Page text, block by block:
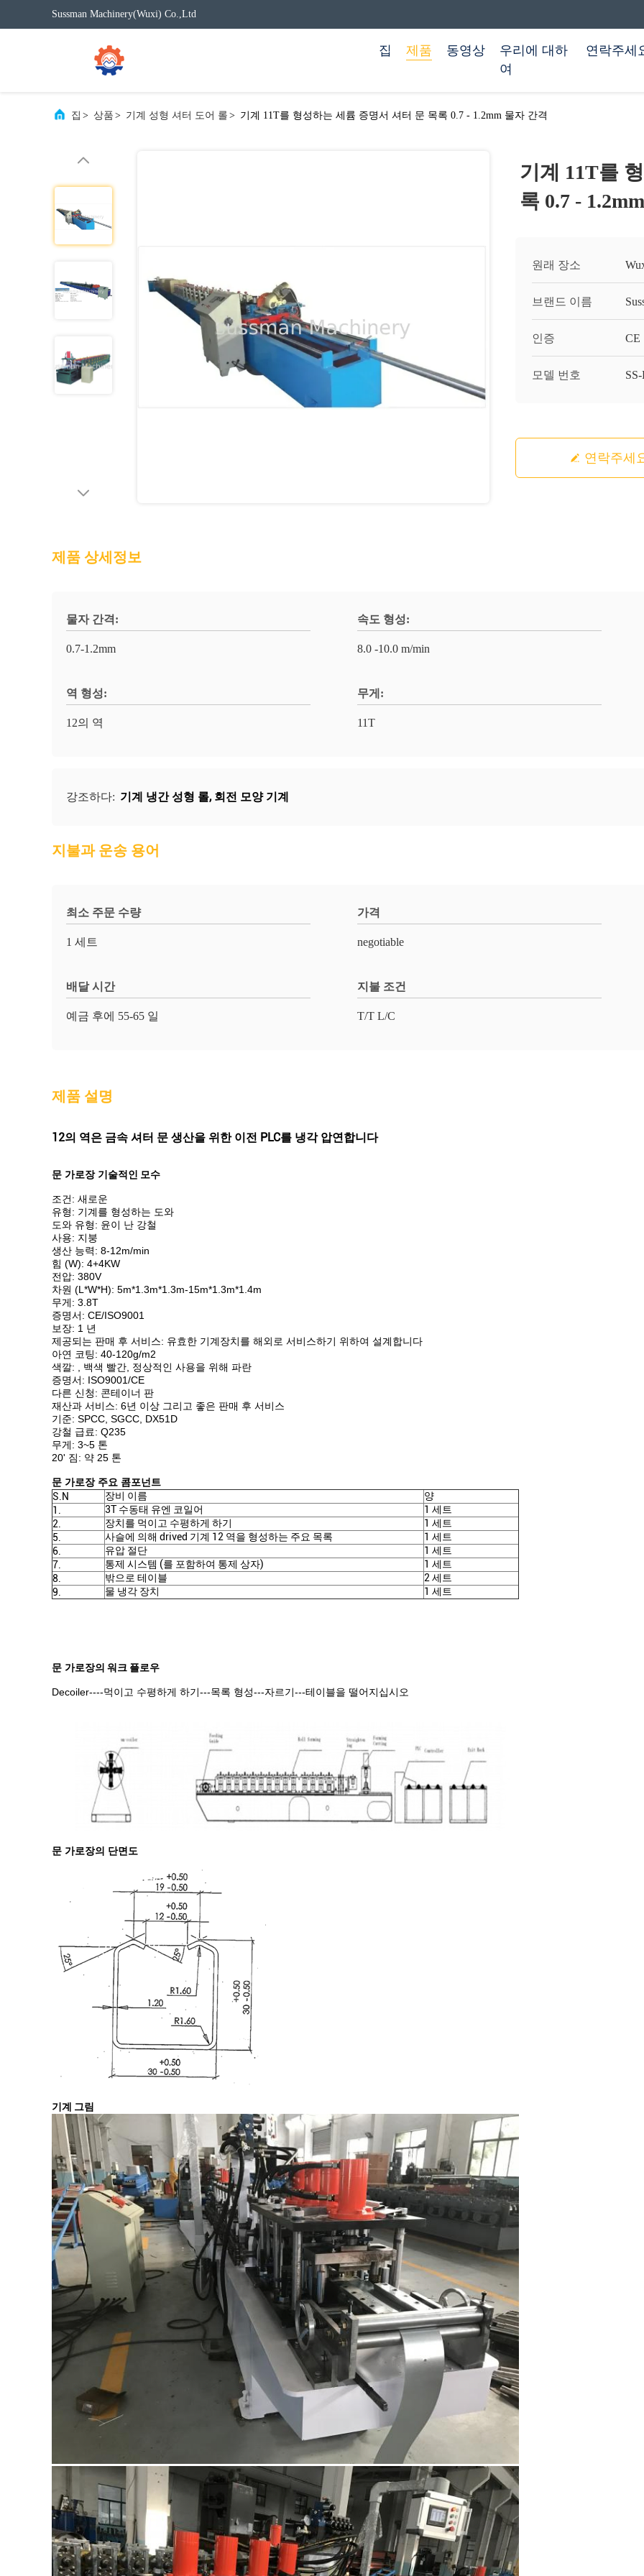
Sussman Machinery(Wuxi) Co.,Ltd
집 제품 동영상
우리에 대하
여
연락주세
집 > 상품 > 기계 성형 셔터 도어 롤 > 기계 11T를 형성하는 세륨 증명서 셔터 문 목록 0.7 - 1.2mm 물자 간격
기계 11T를
록 0.7 -
원래 장소
브랜드 이름
인증 CE
모델 번호
연락주세
제품 상세정보
물자 간격:
0.7-1.2mm
속도 형성:
8.0 -10.0 m/min
역 형성:
12의 역
무게:
11T
강조하다: 기계 냉간 성형 롤, 회전 모양 기계
지불과 운송 용어
최소 주문 수량
1 세트
가격
negotiable
배달 시간
예금 후에 55-65 일
지불 조건
T/T L/C
제품 설명
12의 역은 금속 셔터 문 생산을 위한 이전 PLC를 냉각 압연합니다
문 가로장 기술적인 모수
조건: 새로운
유형: 기계를 형성하는 도와
도와 유형: 윤이 난 강철
사용: 지붕
생산 능력: 8-12m/min
힘 (W): 4+4KW
전압: 380V
차원 (L*W*H): 5m*1.3m*1.3m-15m*1.3m*1.4m
무게: 3.8T
증명서: CE/ISO9001
보장: 1 년
제공되는 판매 후 서비스: 유효한 기계장치를 해외로 서비스하기 위하여 설계합니다
아연 코팅: 40-120g/m2
색깔: , 백색 빨간, 정상적인 사용을 위해 파란
증명서: ISO9001/CE
다른 신청: 콘테이너 판
재산과 서비스: 6년 이상 그리고 좋은 판매 후 서비스
기준: SPCC, SGCC, DX51D
강철 급료: Q235
무게: 3~5 톤
20' 짐: 약 25 톤
문 가로장 주요 콤포넌트
S.N
장비 이름
양
1.
3T 수동태 유엔 코일어
1 세트
2.
장치를 먹이고 수평하게 하기
1 세트
5.
사슬에 의해 drived 기계 12 역을 형성하는 주요 목록
1 세트
6.
유압 절단
1 세트
7.
통제 시스템 (를 포함하여 통제 상자)
1 세트
8.
밖으로 테이블
2 세트
9.
물 냉각 장치 1 세트
문 가로장의 워크 플로우
Decoiler----먹이고 수평하게 하기---목록 형성---자르기---테이블을 떨어지십시오
문 가로장의 단면도
기계 그림